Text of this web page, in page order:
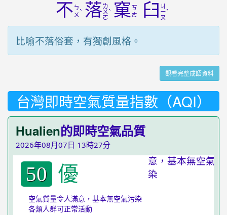
不 ㄅ
ㄨˋ 落ㄌ
ㄨ
ㄛ
ˋ 窠 ㄎ
ㄜ
臼 ㄐ
ㄧ
ㄡ
ˋ
比喻不落俗套，有獨創風格。
觀看完整成語資料
台灣即時空氣質量指數（AQI）
Hualien的即時空氣品質
2026年08月07日 13時27分
50 優
空氣質量令人滿意，基本無空氣污染
各類人群可正常活動